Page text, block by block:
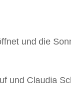
und die
und Claudia